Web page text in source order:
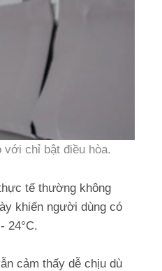
với chỉ bật điều hòa.
tế thường không
khiến người dùng có
24°C.
cảm thấy dễ chịu dù